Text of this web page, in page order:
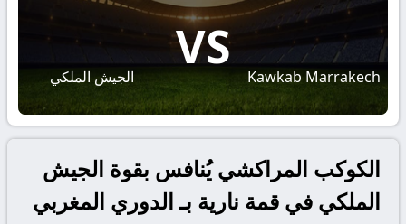
Kawkab Marrakech
VS
الجيش الملكي
الكوكب المراكشي يُنافس بقوة الجيش
الملكي في قمة نارية بـ الدوري المغربي